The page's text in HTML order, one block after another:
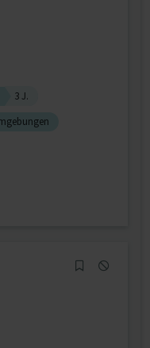
3 J.